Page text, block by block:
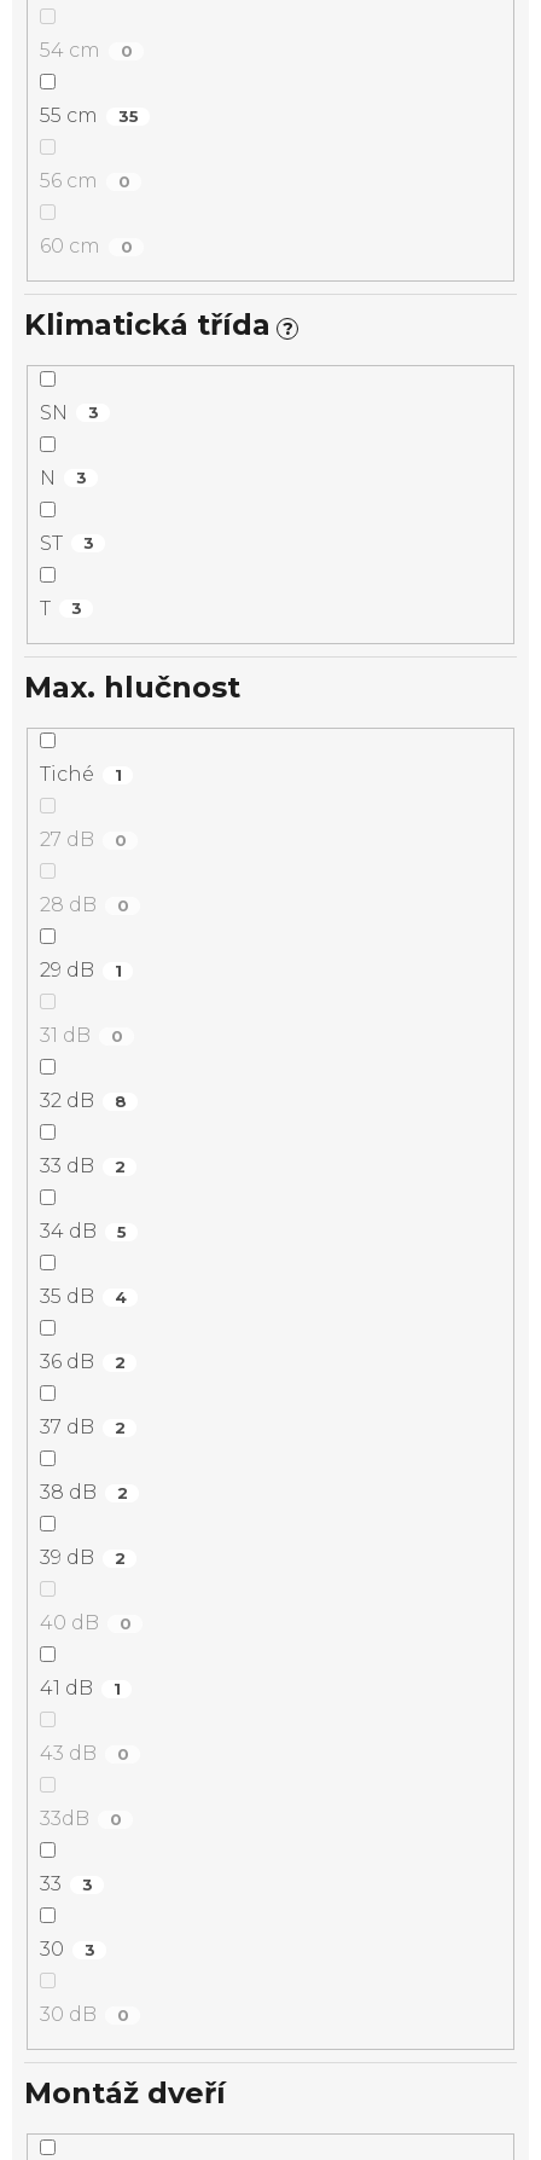
54 cm 0
55 cm 35
56 cm 0
60 cm 0
Klimatická třída ?
SN 3
N 3
ST 3
T 3
Max. hlučnost
Tiché 1
27 dB 0
28 dB 0
29 dB 1
31 dB 0
32 dB 8
33 dB 2
34 dB 5
35 dB 4
36 dB 2
37 dB 2
38 dB 2
39 dB 2
40 dB 0
41 dB 1
43 dB 0
33dB 0
33 3
30 3
30 dB 0
Montáž dveří